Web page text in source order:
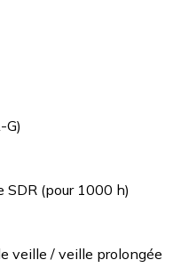
G)
SDR (pour 1000 h)
veille / veille prolongée